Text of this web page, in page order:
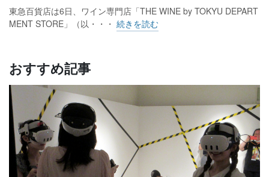
東急百貨店は6日、ワイン専門店「THE WINE by TOKYU DEPART
MENT STORE」（以・・・ 続きを読む
おすすめ記事